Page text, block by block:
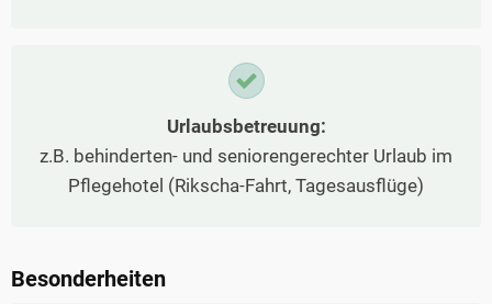
Urlaubsbetreuung:
z.B. behinderten- und seniorengerechter Urlaub im
Pflegehotel (Rikscha-Fahrt, Tagesausflüge)
Besonderheiten